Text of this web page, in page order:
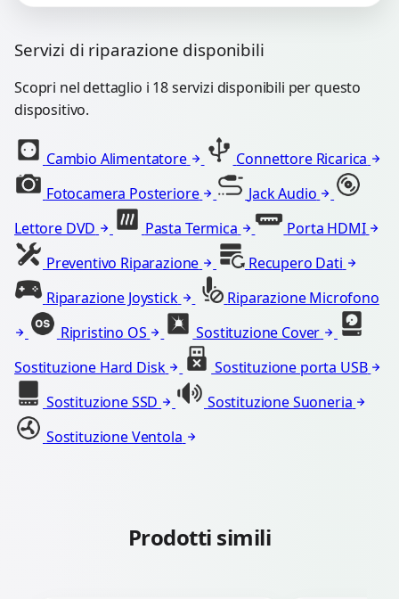
Servizi di riparazione disponibili
Scopri nel dettaglio i 18 servizi disponibili per questo
dispositivo.
Cambio Alimentatore
Connettore Ricarica
Fotocamera Posteriore
Jack Audio
Lettore DVD
Pasta Termica
Porta HDMI
Preventivo Riparazione
Recupero Dati
Riparazione Joystick
Riparazione Microfono
Ripristino OS
Sostituzione Cover
Sostituzione Hard Disk
Sostituzione porta USB
Sostituzione SSD
Sostituzione Suoneria
Sostituzione Ventola
Prodotti simili